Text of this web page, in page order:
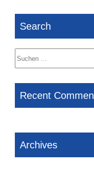
Search
Suchen
nach:
Recent
Archives